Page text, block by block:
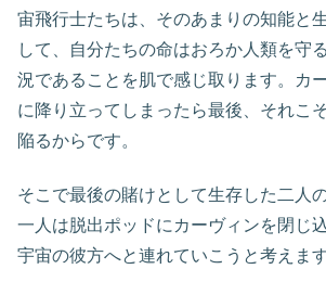
宙飛行士たちは、そのあまりの知能と
して、自分たちの命はおろか人類を守
況であることを肌で感じ取ります。カ
に降り立ってしまったら最後、それこ
陥るからです。
そこで最後の賭けとして生存した二人
一人は脱出ポッドにカーヴィンを閉じ
宇宙の彼方へと連れていこうと考えます